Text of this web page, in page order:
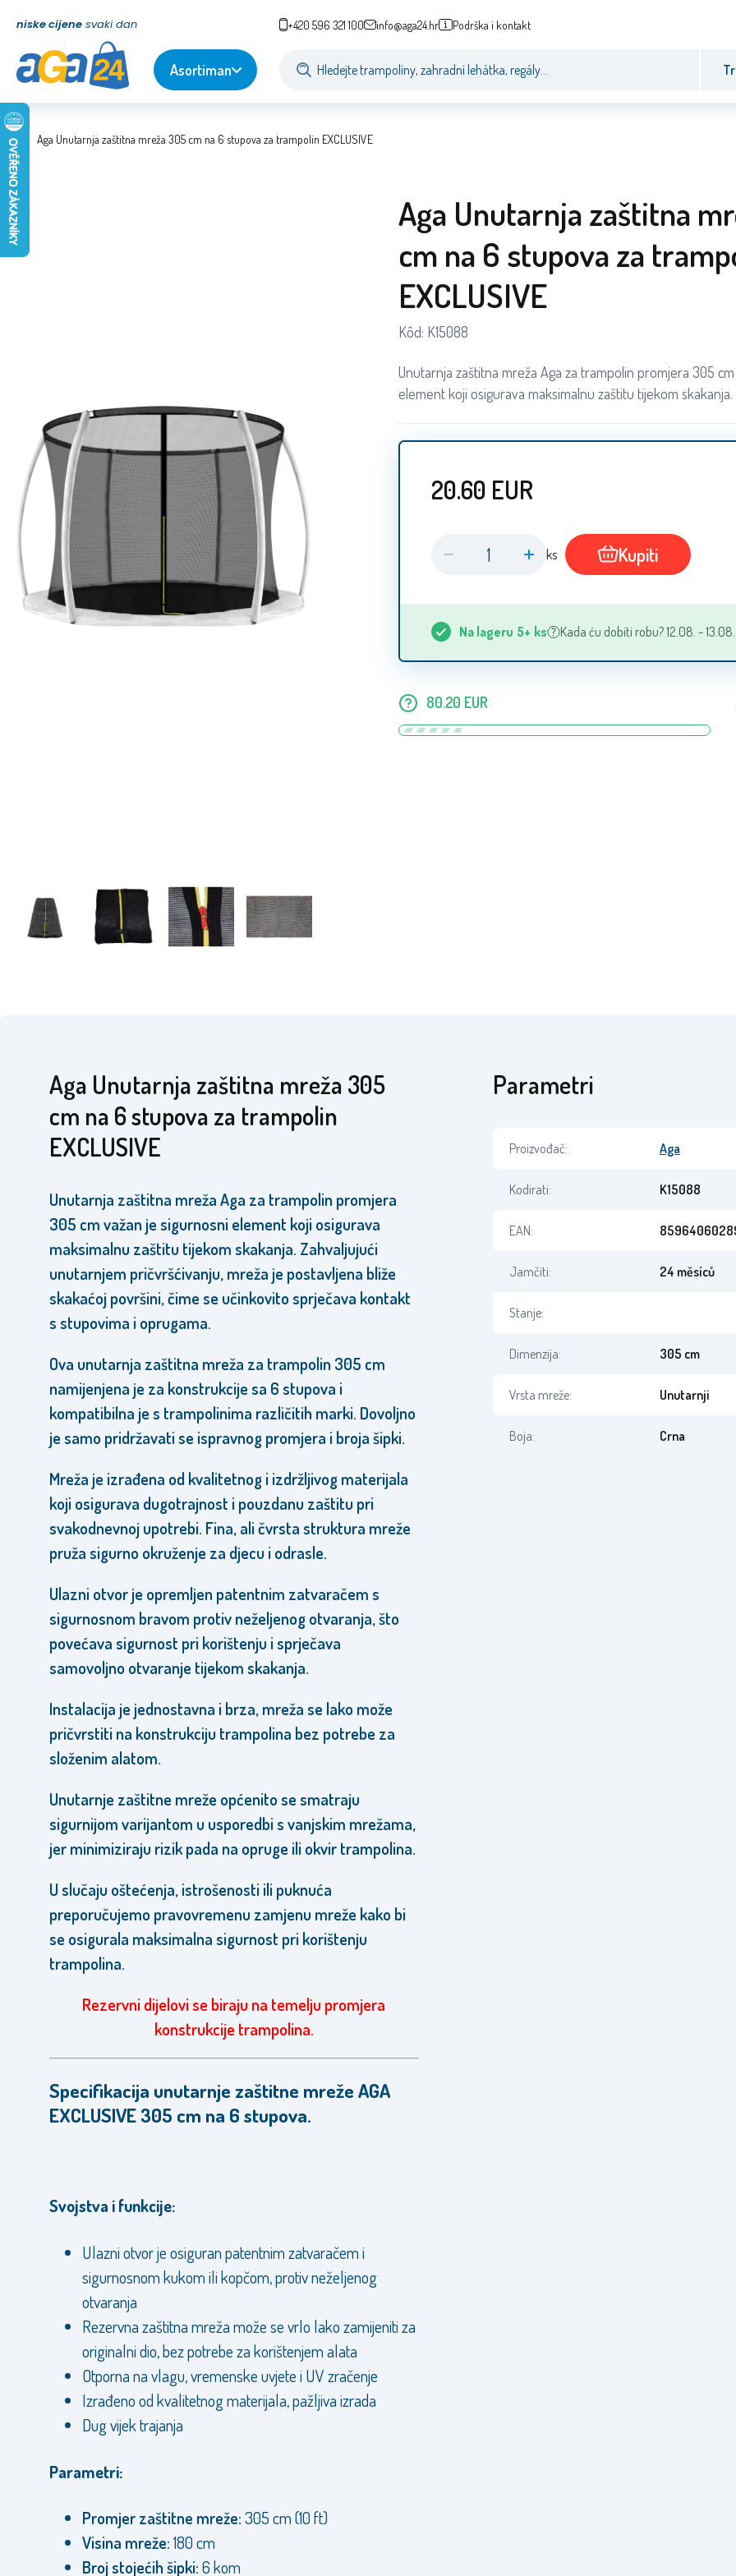
niske cijene svaki dan +420 596 321 100 info@aga24.hr Podrška i kontakt
Asortiman
Aga Unutarnja zaštitna mreža 305 cm na 6 stupova za trampolin EXCLUSIVE
Aga Unutarnja zaštitna
cm na 6 stupova za
EXCLUSIVE
Kôd: K15088
Unutarnja zaštitna mreža Aga za trampolin promjera 305
element koji osigurava maksimalnu zaštitu tijekom skakanja.
20.60 EUR
ks Kupiti
Na lageru 5+ ks Kada ću dobiti robu? 12.08. - 13.08.
80.20 EUR
Aga Unutarnja zaštitna mreža 305
cm na 6 stupova za trampolin
EXCLUSIVE
Unutarnja zaštitna mreža Aga za trampolin promjera
305 cm važan je sigurnosni element koji osigurava
maksimalnu zaštitu tijekom skakanja. Zahvaljujući
unutarnjem pričvršćivanju, mreža je postavljena bliže
skakaćoj površini, čime se učinkovito sprječava kontakt
s stupovima i oprugama.
Ova unutarnja zaštitna mreža za trampolin 305 cm
namijenjena je za konstrukcije sa 6 stupova i
kompatibilna je s trampolinima različitih marki. Dovoljno
je samo pridržavati se ispravnog promjera i broja šipki.
Mreža je izrađena od kvalitetnog i izdržljivog materijala
koji osigurava dugotrajnost i pouzdanu zaštitu pri
svakodnevnoj upotrebi. Fina, ali čvrsta struktura mreže
pruža sigurno okruženje za djecu i odrasle.
Ulazni otvor je opremljen patentnim zatvaračem s
sigurnosnom bravom protiv neželjenog otvaranja, što
povećava sigurnost pri korištenju i sprječava
samovoljno otvaranje tijekom skakanja.
Instalacija je jednostavna i brza, mreža se lako može
pričvrstiti na konstrukciju trampolina bez potrebe za
složenim alatom.
Unutarnje zaštitne mreže općenito se smatraju
sigurnijom varijantom u usporedbi s vanjskim mrežama,
jer minimiziraju rizik pada na opruge ili okvir trampolina.
U slučaju oštećenja, istrošenosti ili puknuća
preporučujemo pravovremenu zamjenu mreže kako bi
se osigurala maksimalna sigurnost pri korištenju
trampolina.
Rezervni dijelovi se biraju na temelju promjera
konstrukcije trampolina.
Specifikacija unutarnje zaštitne mreže AGA
EXCLUSIVE 305 cm na 6 stupova.
Svojstva i funkcije:
Ulazni otvor je osiguran patentnim zatvaračem i
sigurnosnom kukom ili kopčom, protiv neželjenog
otvaranja
Rezervna zaštitna mreža može se vrlo lako zamijeniti za
originalni dio,bez potrebe za korištenjem alata
Otporna na vlagu, vremenske uvjete i UV zračenje
Izrađeno od kvalitetnog materijala, pažljiva izrada
Dug vijek trajanja
Parametri:
Promjer zaštitne mreže:305 cm (10 ft)
Visina mreže:180 cm
Broj stojećih šipki:6 kom
Parametri
Proizvođač: Aga
Kodirati: K15088
EAN:
Jamčiti: 24 měsíců
Stanje:
Dimenzija: 305 cm
Vrsta mreže: Unutarnji
Boja: Crna